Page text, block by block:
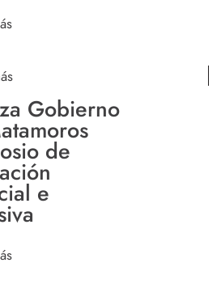
Gobierno
de
e